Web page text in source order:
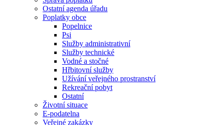
Ostatní agenda úřadu
Poplatky obce
Popelnice
Psi
Služby administrativní
Služby technické
Vodné a stočné
Hřbitovní služby
Užívání veřejného prostranství
Rekreační pobyt
Ostatní
Životní situace
E-podatelna
Veřejné zakázky